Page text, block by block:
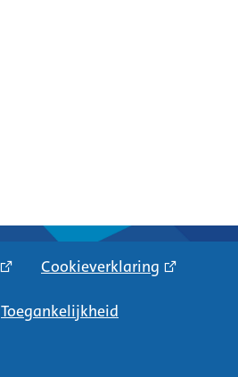
Cookieverklaring
Toegankelijkheid